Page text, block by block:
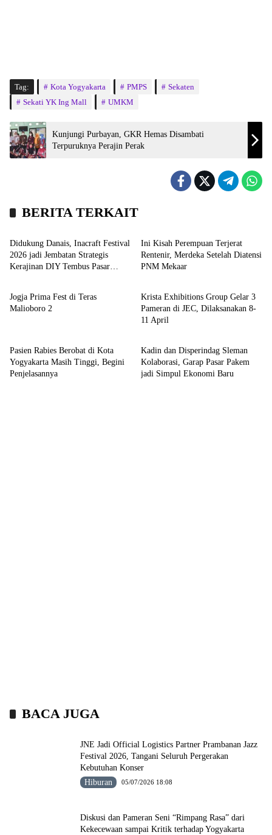
Tag: Kota Yogyakarta PMPS
Sekaten
Sekati YK Ing Mall
UMKM
Kunjungi Purbayan, GKR Hemas Disambati
Terpuruknya Perajin Perak
BERITA TERKAIT
Headline
Didukung Danais, Inacraft Festival
2026 jadi Jembatan Strategis
Kerajinan DIY Tembus Pasar
Ini Kisah Perempuan Terjerat
Rentenir, Merdeka Setelah Diatensi
PNM Mekaar
Agenda
Jogja Prima Fest di Teras
Malioboro 2
Krista Exhibitions Group Gelar 3
Pameran di JEC, Dilaksanakan 8-
11 April
Pasien Rabies Berobat di Kota
Yogyakarta Masih Tinggi, Begini
Penjelasannya
Bisnis
Kadin dan Disperindag Sleman
Kolaborasi, Garap Pasar Pakem
jadi Simpul Ekonomi Baru
BACA JUGA
JNE Jadi Official Logistics Partner Prambanan Jazz
Festival 2026, Tangani Seluruh Pergerakan
Kebutuhan Konser
Hiburan
05/07/2026 18:08
Diskusi dan Pameran Seni “Rimpang Rasa” dari
Kekecewaan sampai Kritik terhadap Yogyakarta